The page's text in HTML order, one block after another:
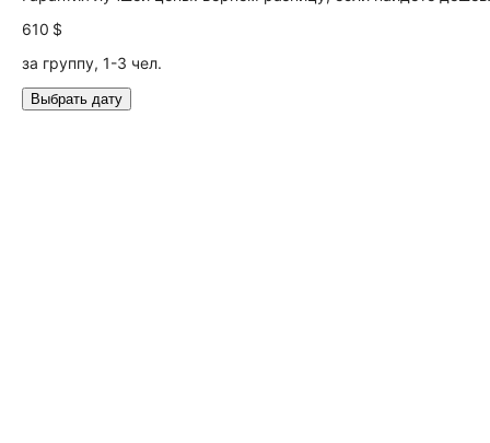
610 $
за группу, 1-3 чел.
Выбрать дату